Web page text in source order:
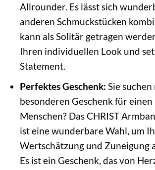
Allrounder. Es lässt sich
anderen Schmuckstücken
kann als Solitär getragen
Ihren individuellen Look und
Statement.
Perfektes Geschenk: Sie
besonderen Geschenk für einen
Menschen? Das CHRIST
ist eine wunderbare Wahl, um
Wertschätzung und Zuneigung
Es ist ein Geschenk, das von